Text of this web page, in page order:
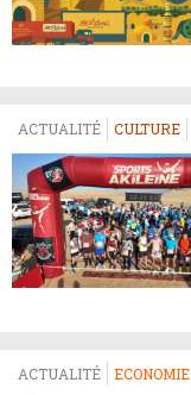
ACTUALITÉ CULTURE
ACTUALITÉ ECONOMIE